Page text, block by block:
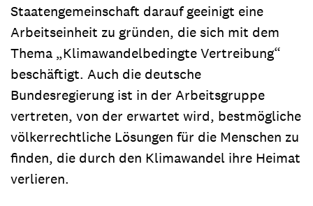
Staatengemeinschaft darauf geeinigt eine
Arbeitseinheit zu gründen, die sich mit dem
Thema „Klimawandelbedingte Vertreibung“
beschäftigt. Auch die deutsche
Bundesregierung ist in der Arbeitsgruppe
vertreten, von der erwartet wird, bestmögliche
völkerrechtliche Lösungen für die Menschen zu
finden, die durch den Klimawandel ihre Heimat
verlieren.